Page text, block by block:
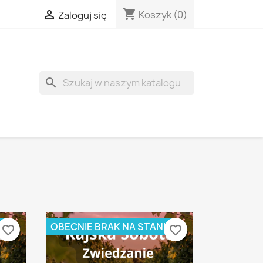
 Zaloguj się shopping_cart Koszyk (0)
search
favorite_border OBECNIE BRAK NA STANIEfavorite_border